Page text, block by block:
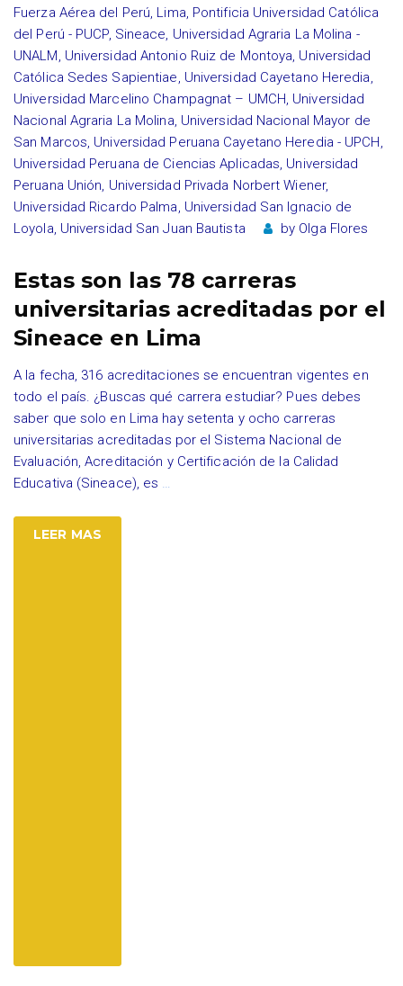
Fuerza Aérea del Perú, Lima, Pontificia Universidad Católica
del Perú - PUCP, Sineace, Universidad Agraria La Molina -
UNALM, Universidad Antonio Ruiz de Montoya, Universidad
Católica Sedes Sapientiae, Universidad Cayetano Heredia,
Universidad Marcelino Champagnat – UMCH, Universidad
Nacional Agraria La Molina, Universidad Nacional Mayor de
San Marcos, Universidad Peruana Cayetano Heredia - UPCH,
Universidad Peruana de Ciencias Aplicadas, Universidad
Peruana Unión, Universidad Privada Norbert Wiener,
Universidad Ricardo Palma, Universidad San Ignacio de
Loyola, Universidad San Juan Bautista by Olga Flores
Estas son las 78 carreras
universitarias acreditadas por el
Sineace en Lima
A la fecha, 316 acreditaciones se encuentran vigentes en
todo el país. ¿Buscas qué carrera estudiar? Pues debes
saber que solo en Lima hay setenta y ocho carreras
universitarias acreditadas por el Sistema Nacional de
Evaluación, Acreditación y Certificación de la Calidad
Educativa (Sineace), es …
LEER MAS